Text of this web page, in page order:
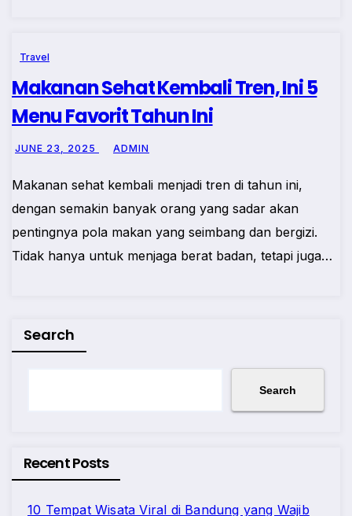
Travel
Makanan Sehat Kembali Tren, Ini 5
Menu Favorit Tahun Ini
JUNE 23, 2025 ADMIN
Makanan sehat kembali menjadi tren di tahun ini,
dengan semakin banyak orang yang sadar akan
pentingnya pola makan yang seimbang dan bergizi.
Tidak hanya untuk menjaga berat badan, tetapi juga…
Search
Search
Recent Posts
10 Tempat Wisata Viral di Bandung yang Wajib